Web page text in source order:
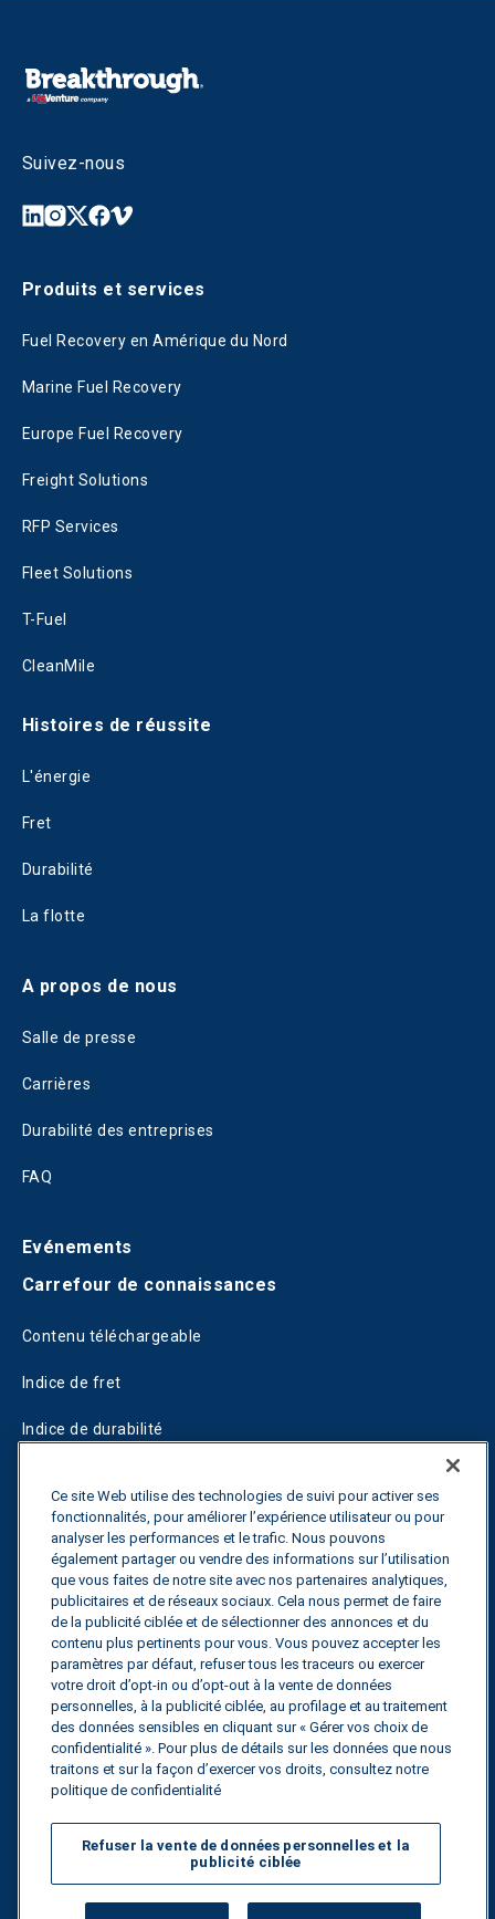
Suivez-nous
Produits et services
Fuel Recovery en Amérique du Nord
Marine Fuel Recovery
Europe Fuel Recovery
Freight Solutions
RFP Services
Fleet Solutions
T-Fuel
CleanMile
Histoires de réussite
L'énergie
Fret
Durabilité
La flotte
A propos de nous
Salle de presse
Carrières
Durabilité des entreprises
FAQ
Evénements
Carrefour de connaissances
Contenu téléchargeable
Indice de fret
Indice de durabilité
Guides
Fuel Savings Calculator
Calculateur d'optimisation des transports
Suivi des tarifs
Contactez nous
Tous droits réservés.
Politique de
confidentialité
Ce site Web utilise des technologies de suivi pour activer ses
fonctionnalités, pour améliorer l’expérience utilisateur ou pour
analyser les performances et le trafic. Nous pouvons
également partager ou vendre des informations sur l’utilisation
que vous faites de notre site avec nos partenaires analytiques,
publicitaires et de réseaux sociaux. Cela nous permet de faire
de la publicité ciblée et de sélectionner des annonces et du
contenu plus pertinents pour vous. Vous pouvez accepter les
paramètres par défaut, refuser tous les traceurs ou exercer
votre droit d’opt-in ou d’opt-out à la vente de données
personnelles, à la publicité ciblée, au profilage et au traitement
des données sensibles en cliquant sur « Gérer vos choix de
confidentialité ». Pour plus de détails sur les données que nous
traitons et sur la façon d’exercer vos droits, consultez notre
politique de confidentialité
Refuser la vente de données personnelles et la
publicité ciblée